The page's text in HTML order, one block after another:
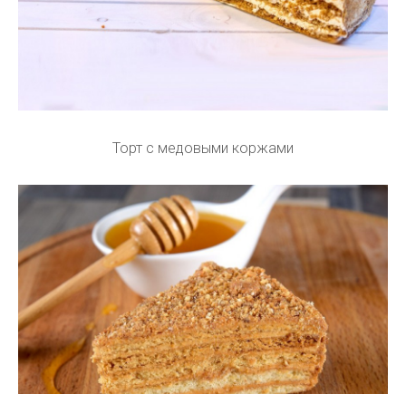
Торт с медовыми коржами